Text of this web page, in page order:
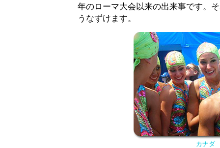
年のローマ大会以来の出来事です。
うなずけます。
カナダ